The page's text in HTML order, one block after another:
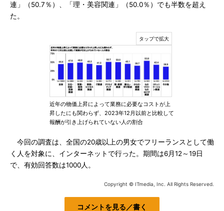
連」（50.7％）、「理・美容関連」（50.0％）でも半数を超え
た。
近年の物価上昇によって業務に必要なコストが上
昇したにも関わらず、2023年12月以前と比較して
報酬が引き上げられていない人の割合
今回の調査は、全国の20歳以上の男女でフリーランスとして働
く人を対象に、インターネットで行った。期間は6月12～19日
で、有効回答数は1000人。
Copyright © ITmedia, Inc. All Rights Reserved.
コメントを見る／書く